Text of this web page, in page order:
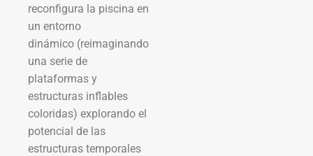
reconfigura la piscina en
un entorno
dinámico (reimaginando
una serie de
plataformas y
estructuras inflables
coloridas) explorando el
potencial de las
estructuras temporales